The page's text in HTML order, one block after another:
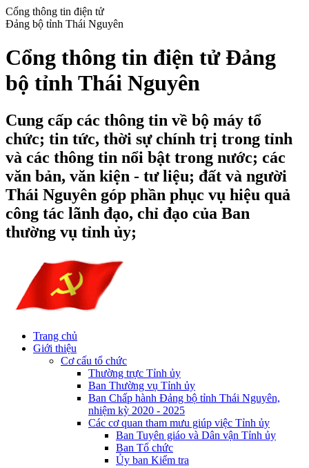
Cổng thông tin điện tử
Đảng bộ tỉnh Thái Nguyên
Cổng thông tin điện tử Đảng
bộ tỉnh Thái Nguyên
Cung cấp các thông tin về bộ máy tổ
chức; tin tức, thời sự chính trị trong tỉnh
và các thông tin nổi bật trong nước; các
văn bản, văn kiện - tư liệu; đất và người
Thái Nguyên góp phần phục vụ hiệu quả
công tác lãnh đạo, chỉ đạo của Ban
thường vụ tỉnh ủy;
Trang chủ
Giới thiệu
Cơ cấu tổ chức
Thường trực Tỉnh ủy
Ban Thường vụ Tỉnh ủy
Ban Chấp hành Đảng bộ tỉnh Thái Nguyên,
nhiệm kỳ 2020 - 2025
Các cơ quan tham mưu giúp việc Tỉnh ủy
Ban Tuyên giáo và Dân vận Tỉnh ủy
Ban Tổ chức
Ủy ban Kiểm tra